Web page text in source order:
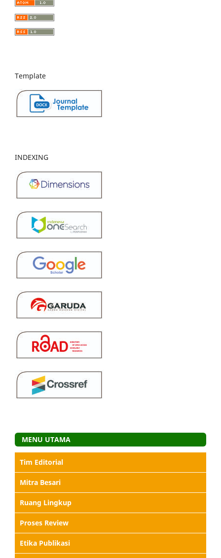
Template
INDEXING
MENU UTAMA
Tim Editorial
Mitra Besari
Ruang Lingkup
Proses Review
Etika Publikasi